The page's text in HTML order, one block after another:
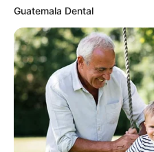
4x Stronger Than
MEDVI
Guatemala Dental